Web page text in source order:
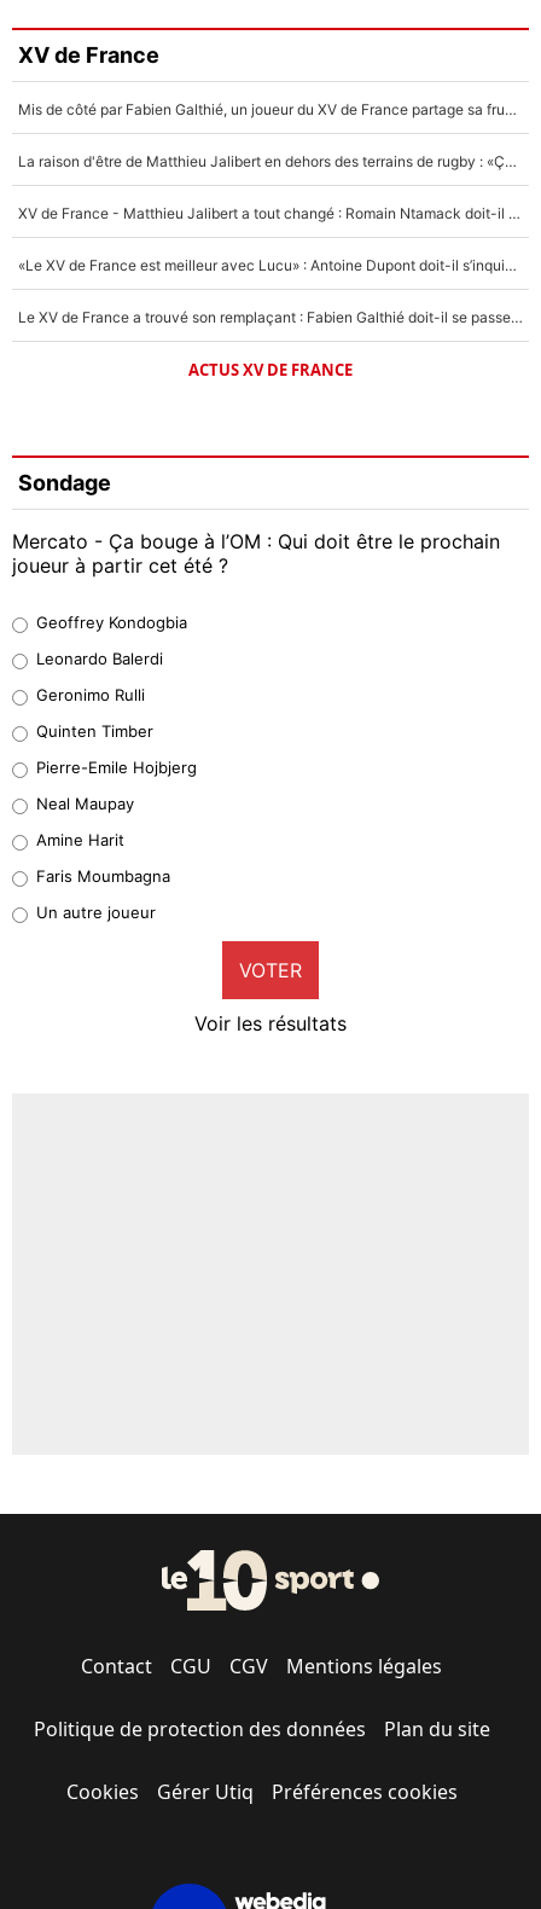
XV de France
Mis de côté par Fabien Galthié, un joueur du XV de France partage sa frustration : «ils ne me l’ont pas dit tout de suite»
La raison d'être de Matthieu Jalibert en dehors des terrains de rugby : «Ça m'atteint autant que si tu touches à un membre de ma famille»
XV de France - Matthieu Jalibert a tout changé : Romain Ntamack doit-il s’inquiéter pour sa place à un an de la Coupe du monde ?
«Le XV de France est meilleur avec Lucu» : Antoine Dupont doit-il s’inquiéter pour sa place ?
Le XV de France a trouvé son remplaçant : Fabien Galthié doit-il se passer d'Antoine Dupont ?
ACTUS XV DE FRANCE
Sondage
Mercato - Ça bouge à l’OM : Qui doit être le prochain
joueur à partir cet été ?
38%
32%
5%
1%
9%
Geoffrey Kondogbia
Leonardo Balerdi
Geronimo Rulli
Quinten Timber
Pierre-Emile Hojbjerg
Neal Maupay
Amine Harit
Faris Moumbagna
Un autre joueur
VOTER
Voir les résultats
Contact CGU CGV Mentions légales
Politique de protection des données Plan du site
Cookies Gérer Utiq Préférences cookies